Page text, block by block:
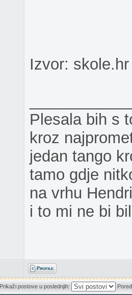
Izvor: skole.hr
Plesala bih s
kroz
jedan tango
tamo gdje
na vrhu
i to mi ne bi
Prikaži postove u poslednjih: